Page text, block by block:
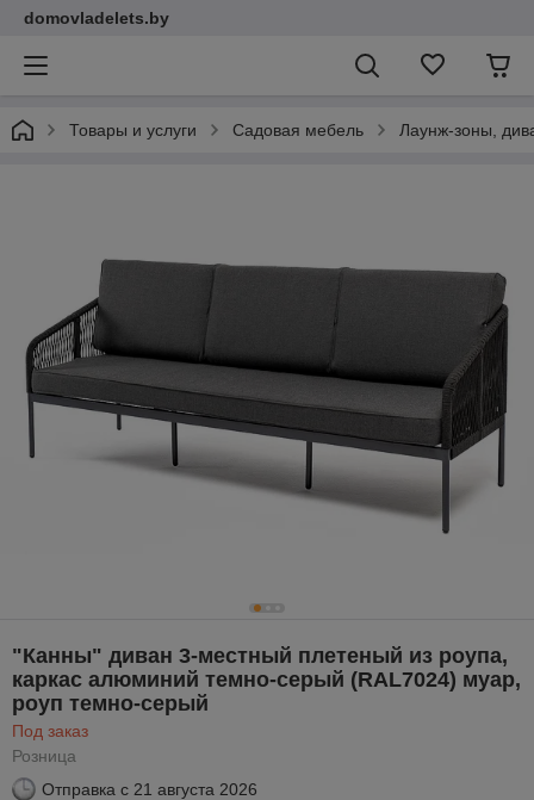
domovladelets.by
Товары и услуги Садовая мебель Лаунж-зоны,
"Канны" диван 3-местный плетеный из роупа,
каркас алюминий темно-серый (RAL7024) муар,
роуп темно-серый
Под заказ
Розница
Отправка с 21 августа 2026